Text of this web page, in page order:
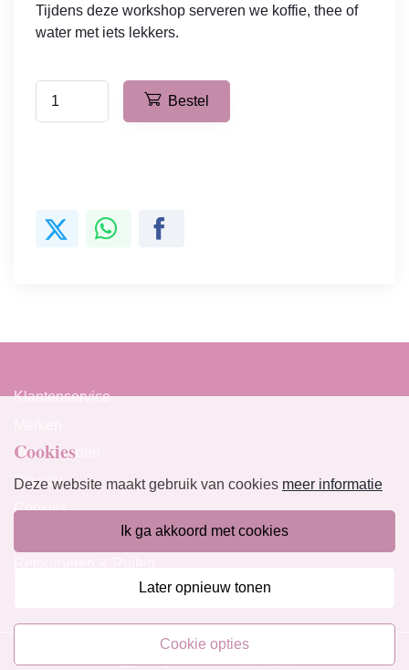
Tijdens deze workshop serveren we koffie, thee of
water met iets lekkers.
Bestel
Klantenservice
Voorwaarden
Privacy
Cookies
Cookies
Deze website maakt gebruik van cookies meer informatie
ik ga akkoord met cookies
later opnieuw tonen
cookie opties